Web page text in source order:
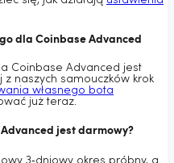
dla Coinbase Advanced
Coinbase Advanced jest
z naszych samouczków krok
własnego bota
już teraz.
jest darmowy?